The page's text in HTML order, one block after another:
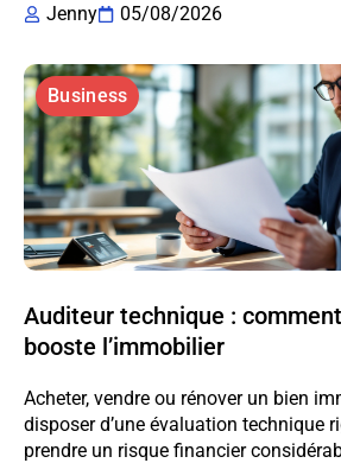
Jenny
05/08/2026
Business
Auditeur technique :
booste l’immobilier
Acheter, vendre ou rénover un bien
disposer d’une évaluation technique
prendre un risque financier